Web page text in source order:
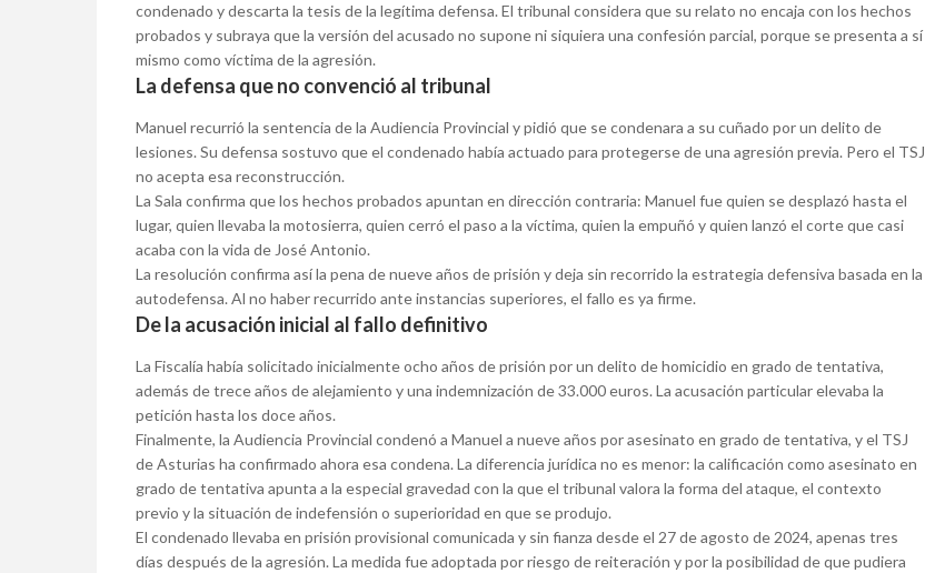
condenado y descarta la tesis de la legítima defensa. El tribunal considera que su relato no encaja con los hechos
probados y subraya que la versión del acusado no supone ni siquiera una confesión parcial, porque se presenta a sí
mismo como víctima de la agresión.
La defensa que no convenció al tribunal
Manuel recurrió la sentencia de la Audiencia Provincial y pidió que se condenara a su cuñado por un delito de
lesiones. Su defensa sostuvo que el condenado había actuado para protegerse de una agresión previa. Pero el TSJ
no acepta esa reconstrucción.
La Sala confirma que los hechos probados apuntan en dirección contraria: Manuel fue quien se desplazó hasta el
lugar, quien llevaba la motosierra, quien cerró el paso a la víctima, quien la empuñó y quien lanzó el corte que casi
acaba con la vida de José Antonio.
La resolución confirma así la pena de nueve años de prisión y deja sin recorrido la estrategia defensiva basada en la
autodefensa. Al no haber recurrido ante instancias superiores, el fallo es ya firme.
De la acusación inicial al fallo definitivo
La Fiscalía había solicitado inicialmente ocho años de prisión por un delito de homicidio en grado de tentativa,
además de trece años de alejamiento y una indemnización de 33.000 euros. La acusación particular elevaba la
petición hasta los doce años.
Finalmente, la Audiencia Provincial condenó a Manuel a nueve años por asesinato en grado de tentativa, y el TSJ
de Asturias ha confirmado ahora esa condena. La diferencia jurídica no es menor: la calificación como asesinato en
grado de tentativa apunta a la especial gravedad con la que el tribunal valora la forma del ataque, el contexto
previo y la situación de indefensión o superioridad en que se produjo.
El condenado llevaba en prisión provisional comunicada y sin fianza desde el 27 de agosto de 2024, apenas tres
días después de la agresión. La medida fue adoptada por riesgo de reiteración y por la posibilidad de que pudiera